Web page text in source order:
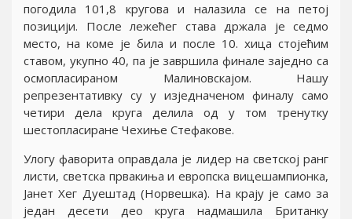
погодила 101,8 кругова и налазила се на петоj
позициjи. После лежећег става држала jе седмо
место, на коме jе била и после 10. хица стоjећим
ставом, укупно 40, па jе завршила финале заjедно са
осмопласираном Малиновскаjом. Нашу
репрезентативку су у изjедначеном финалу само
четири дела круга делила од у том тренутку
шестопласиране Чехиње Стефакове.
Улогу фаворита оправдала jе лидер на светскоj ранг
листи, светска првакиња и европска вицешампионка,
Jанет Хег Дуештад (Норвешка). На краjу jе само за
jедан десети део круга надмашила Британку